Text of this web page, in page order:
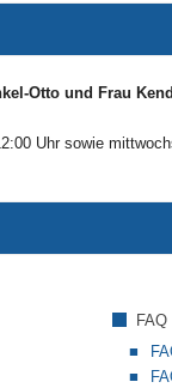
Otto und Frau Kendl
Uhr sowie
FAQ